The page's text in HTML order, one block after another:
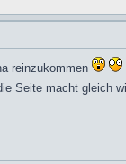
reinzukommen
Seite macht gleich